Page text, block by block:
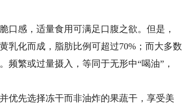
感，适量食用可满足口腹之欲。但是，
乳化而成，脂肪比例可超过70%；而大多数
繁或过量摄入，等同于无形中“喝油”，
先选择冻干而非油炸的果蔬干，享受美